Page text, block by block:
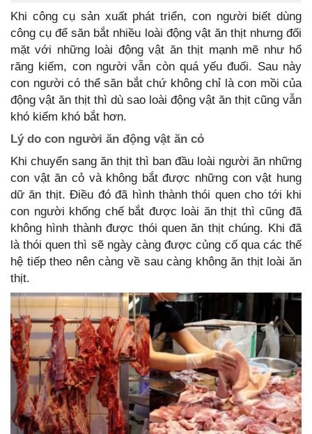
Khi công cụ sản xuất phát triển, con người biết dùng
công cụ để săn bắt nhiều loài động vật ăn thịt nhưng đối
mặt với những loài động vật ăn thịt mạnh mẽ như hổ
răng kiếm, con người vẫn còn quá yếu đuối. Sau này
con người có thể săn bắt chứ không chỉ là con mồi của
động vật ăn thịt thì dù sao loài động vật ăn thịt cũng vẫn
khó kiếm khó bắt hơn.
Lý do con người ăn động vật ăn cỏ
Khi chuyển sang ăn thịt thì ban đầu loài người ăn những
con vật ăn cỏ và không bắt được những con vật hung
dữ ăn thịt. Điều đó đã hình thành thói quen cho tới khi
con người khống chế bắt được loài ăn thịt thì cũng đã
không hình thành được thói quen ăn thịt chúng. Khi đã
là thói quen thì sẽ ngày càng được củng cố qua các thế
hệ tiếp theo nên càng về sau càng không ăn thịt loài ăn
thịt.